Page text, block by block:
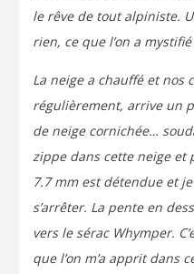
le rêve de tout alpiniste.
rien, ce que l’on a
La neige a chauffé et nos
régulièrement, arrive un
de neige cornichée…
zippe dans cette neige et
7.7 mm est détendue et
s’arrêter. La pente en
vers le sérac Whymper.
que l’on m’a apprit dans